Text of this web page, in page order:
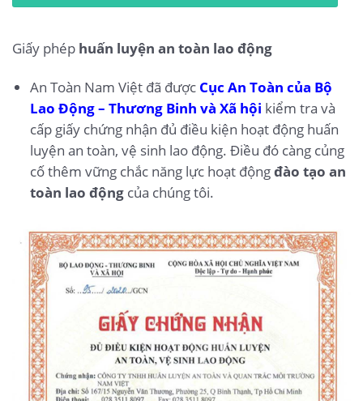
Giấy phép huấn luyện an toàn lao động
An Toàn Nam Việt đã được Cục An Toàn của Bộ
Lao Động – Thương Binh và Xã hội kiểm tra và
cấp giấy chứng nhận đủ điều kiện hoạt động huấn
luyện an toàn, vệ sinh lao động. Điều đó càng củng
cố thêm vững chắc năng lực hoạt độngđào tạo an
toàn lao độngcủa chúng tôi.